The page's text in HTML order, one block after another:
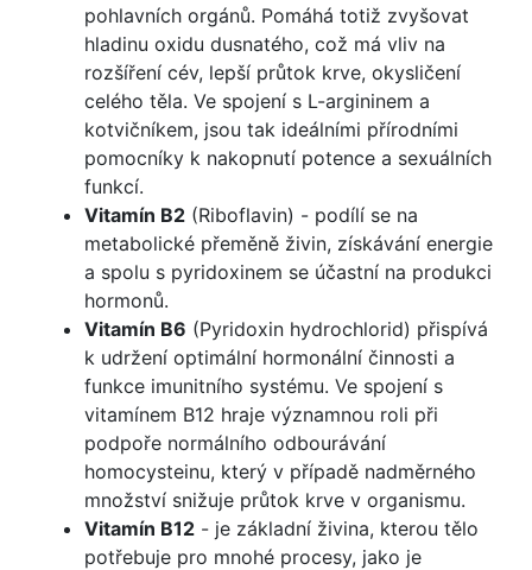
pohlavních orgánů. Pomáhá totiž zvyšovat
hladinu oxidu dusnatého, což má vliv na
rozšíření cév, lepší průtok krve, okysličení
celého těla. Ve spojení s L-argininem a
kotvičníkem, jsou tak ideálními přírodními
pomocníky k nakopnutí potence a sexuálních
funkcí.
Vitamín B2 (Riboflavin) - podílí se na
metabolické přeměně živin, získávání energie
a spolu s pyridoxinem se účastní na produkci
hormonů.
Vitamín B6 (Pyridoxin hydrochlorid) přispívá
k udržení optimální hormonální činnosti a
funkce imunitního systému. Ve spojení s
vitamínem B12 hraje významnou roli při
podpoře normálního odbourávání
homocysteinu, který v případě nadměrného
množství snižuje průtok krve v organismu.
Vitamín B12 - je základní živina, kterou tělo
potřebuje pro mnohé procesy, jako je